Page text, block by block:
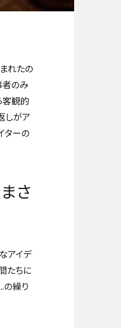
れたの
者のみ
客観的
しがア
ターの
さ
アイデ
たちに
の繰り